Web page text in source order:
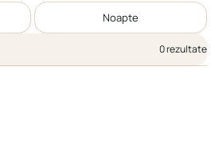
Noapte
0 rezultate